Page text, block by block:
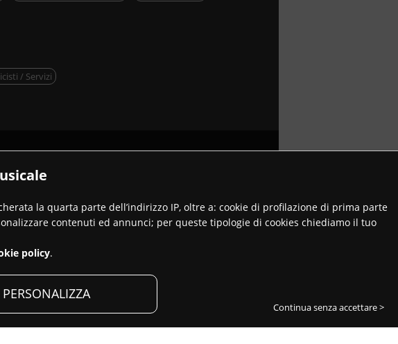
/ Servizi
l'U.I.B.M.
la quarta parte dell’indirizzo IP, oltre a: cookie di profilazione di prima parte
contenuti ed annunci; per queste tipologie di cookies chiediamo il tuo
policy.
PERSONALIZZA
Continua senza accettare >